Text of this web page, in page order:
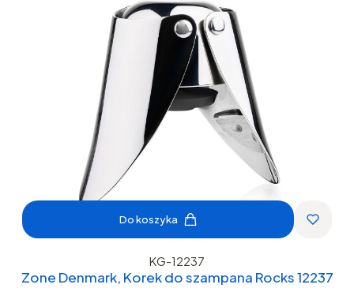
Do koszyka
KG-12237
Zone Denmark, Korek do szampana Rocks 12237